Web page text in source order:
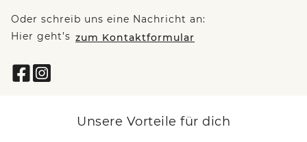
Oder schreib uns eine Nachricht an:
Hier geht’s zum Kontaktformular
Unsere Vorteile für dich